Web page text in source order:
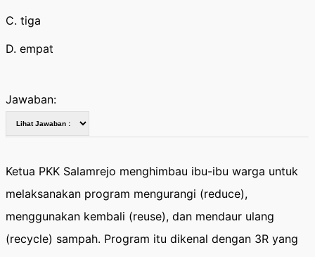
C. tiga
D. empat
Jawaban:
Ketua PKK Salamrejo menghimbau ibu-ibu warga untuk
melaksanakan program mengurangi (reduce),
menggunakan kembali (reuse), dan mendaur ulang
(recycle) sampah. Program itu dikenal dengan 3R yang